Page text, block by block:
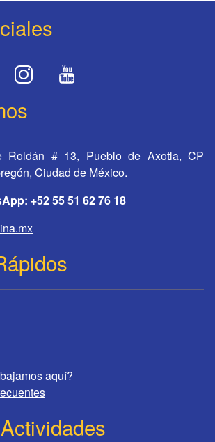
Roldán # 13, Pueblo de Axotla, CP
Ciudad de México.
+52 55 51 62 76 18
aquí?